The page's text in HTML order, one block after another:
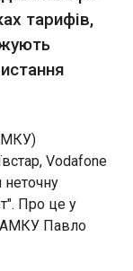
в заяві.
Його
слова у п’ятницю, 30 квітня, передає Reuters .
у США,
тарифів,
Vodafone
Про це у
АМКУ Павло